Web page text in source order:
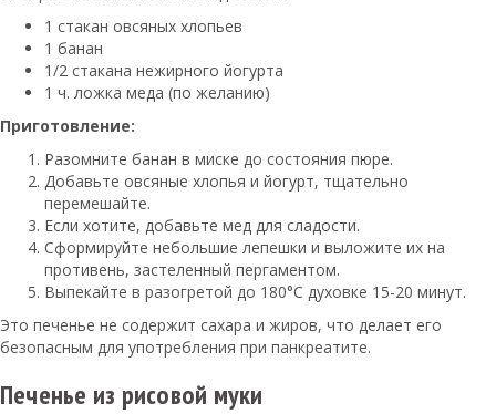
1 стакан овсяных хлопьев
1 банан
1/2 стакана нежирного йогурта
1 ч. ложка меда (по желанию)
Приготовление:
Разомните банан в миске до состояния пюре.
Добавьте овсяные хлопья и йогурт, тщательно
перемешайте.
Если хотите, добавьте мед для сладости.
Сформируйте небольшие лепешки и выложите их на
противень, застеленный пергаментом.
Выпекайте в разогретой до 180°C духовке 15-20 минут.
Это печенье не содержит сахара и жиров, что делает его
безопасным для употребления при панкреатите.
Печенье из рисовой муки